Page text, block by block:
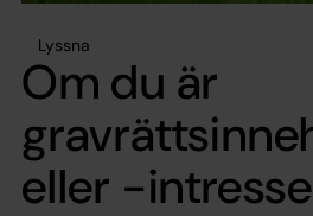
Lyssna
Om du är
eller -